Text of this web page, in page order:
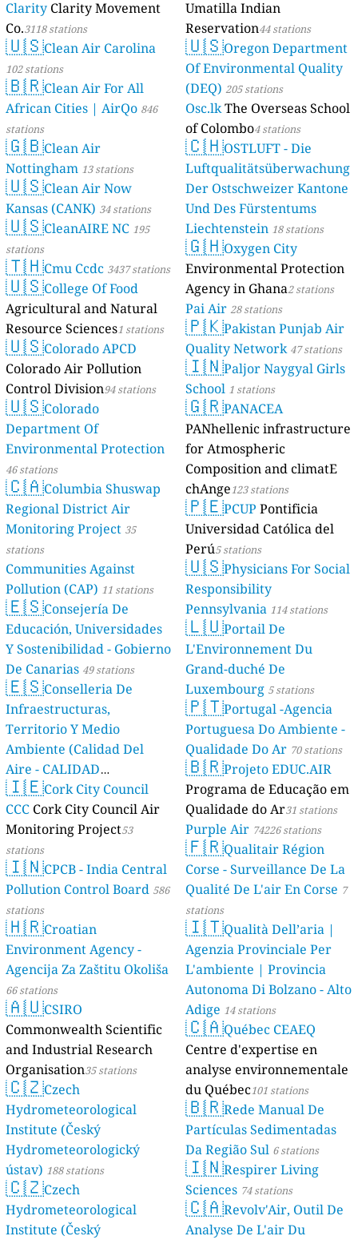
Clarity Clarity Movement
Co.3118 stations
🇺🇸Clean Air Carolina
102 stations
🇧🇷Clean Air For All
African Cities | AirQo 846
stations
🇬🇧Clean Air
Nottingham 13 stations
🇺🇸Clean Air Now
Kansas (CANK) 34 stations
🇺🇸CleanAIRE NC 195
stations
🇹🇭Cmu Ccdc 3437 stations
🇺🇸College Of Food
Agricultural and Natural
Resource Sciences1 stations
🇺🇸Colorado APCD
Colorado Air Pollution
Control Division94 stations
🇺🇸Colorado
Department Of
Environmental Protection
46 stations
🇨🇦Columbia Shuswap
Regional District Air
Monitoring Project 35
stations
Communities Against
Pollution (CAP) 11 stations
🇪🇸Consejería De
Educación, Universidades
Y Sostenibilidad - Gobierno
De Canarias 49 stations
🇪🇸Conselleria De
Infraestructuras,
Territorio Y Medio
Ambiente (Calidad Del
Aire - CALIDAD
AMBIENTAL) 23 stations
🇮🇪Cork City Council
CCC Cork City Council Air
Monitoring Project53
stations
🇮🇳CPCB - India Central
Pollution Control Board 586
stations
🇭🇷Croatian
Environment Agency -
Agencija Za Zaštitu Okoliša
66 stations
🇦🇺CSIRO
Commonwealth Scientific
and Industrial Research
Organisation35 stations
🇨🇿Czech
Hydrometeorological
Institute (Český
Hydrometeorologický
ústav) 188 stations
🇨🇿Czech
Hydrometeorological
Institute (Český
Umatilla Indian
Reservation44 stations
🇺🇸Oregon Department
Of Environmental Quality
(DEQ) 205 stations
Osc.lkThe Overseas School
of Colombo4 stations
🇨🇭OSTLUFT - Die
Luftqualitätsüberwachung
Der Ostschweizer Kantone
Und Des Fürstentums
Liechtenstein 18 stations
🇬🇭Oxygen City
Environmental Protection
Agency in Ghana2 stations
Pai Air 28 stations
🇵🇰Pakistan Punjab Air
Quality Network 47 stations
🇮🇳Paljor Naygyal Girls
School 1 stations
🇬🇷PANACEA
PANhellenic infrastructure
for Atmospheric
Composition and climatE
chAnge123 stations
🇵🇪PCUP Pontificia
Universidad Católica del
Perú5 stations
🇺🇸Physicians For Social
Responsibility
Pennsylvania 114 stations
🇱🇺Portail De
L'Environnement Du
Grand-duché De
Luxembourg 5 stations
🇵🇹Portugal -Agencia
Portuguesa Do Ambiente -
Qualidade Do Ar 70 stations
🇧🇷Projeto EDUC.AIR
Programa de Educação em
Qualidade do Ar31 stations
Purple Air 74226 stations
🇫🇷Qualitair Région
Corse - Surveillance De La
Qualité De L'air En Corse 7
stations
🇮🇹Qualità Dell’aria |
Agenzia Provinciale Per
L'ambiente | Provincia
Autonoma Di Bolzano - Alto
Adige 14 stations
🇨🇦Québec CEAEQ
Centre d'expertise en
analyse environnementale
du Québec101 stations
🇧🇷Rede Manual De
Partículas Sedimentadas
Da Região Sul 6 stations
🇮🇳Respirer Living
Sciences 74 stations
🇨🇦Revolv'Air, Outil De
Analyse De L'air Du